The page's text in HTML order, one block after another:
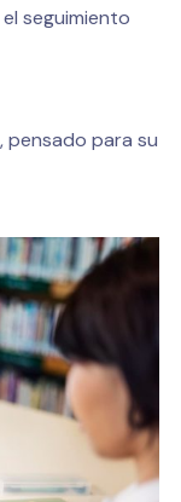
seguimiento
para su